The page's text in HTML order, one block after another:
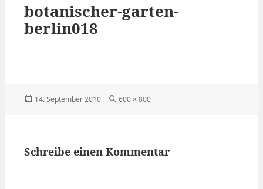
botanischer-garten-
berlin018
Veröffentlicht
14. September 2010
Volle
600 × 800
Schreibe einen Kommentar